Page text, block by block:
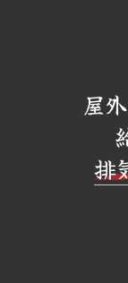
屋
排